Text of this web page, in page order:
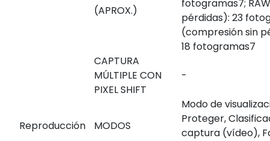
(APROX.)
fotogramas7;
pérdidas): 23
(compresión sin
18 fotogramas7
CAPTURA
MÚLTIPLE CON
PIXEL SHIFT
-
Reproducción MODOS
Modo de
Proteger,
captura (vídeo),